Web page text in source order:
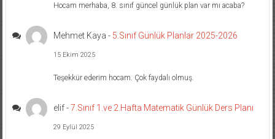
Hocam merhaba, 8. sınıf güncel günlük plan var mı acaba?
Mehmet Kaya - 5.Sınıf Günlük Planlar 2025-2026
15 Ekim 2025
Teşekkür ederim hocam. Çok faydalı olmuş.
elif-7.Sınıf 1.ve 2.Hafta Matematik Günlük Ders Planı
29 Eylül 2025